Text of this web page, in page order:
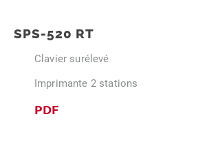
SPS-520 RT
Clavier surélevé
Imprimante 2 stations
PDF